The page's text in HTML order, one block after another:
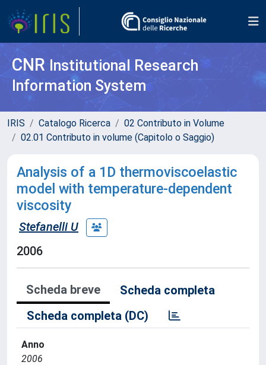
CNR Institutional Research
Information System
IRIS Catalogo Ricerca
02 Contributo in Volume
02.01 Contributo in volume (Capitolo o Saggio)
Analysis of a 1D thermoviscoelastic
model with temperature-dependent
viscosity
Stefanelli U
2006
Scheda breve
Scheda completa
Scheda completa (DC)
Anno
2006